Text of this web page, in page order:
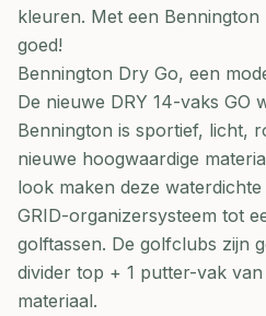
kleuren. Met een Bennington
goed!
Bennington Dry Go, een
De nieuwe DRY 14-vaks GO
Bennington is sportief, licht,
nieuwe hoogwaardige
look maken deze
GRID-organizersysteem tot
golftassen. De golfclubs zijn
divider top + 1 putter-vak
materiaal.